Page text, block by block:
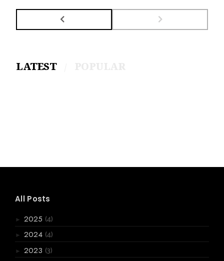
LATEST
All Posts
► 2025 (4)
► 2024 (4)
► 2023 (3)